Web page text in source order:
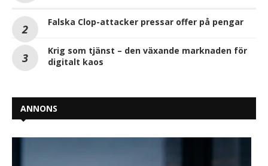
Falska Clop-attacker pressar offer på pengar
Krig som tjänst – den växande marknaden för
digitalt kaos
ANNONS